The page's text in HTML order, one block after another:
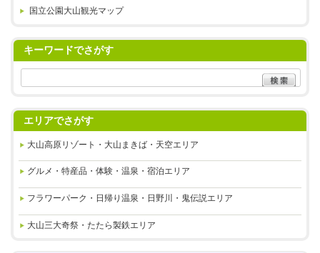
国立公園大山観光マップ
キーワードでさがす
エリアでさがす
大山高原リゾート・大山まきば・天空エリア
グルメ・特産品・体験・温泉・宿泊エリア
フラワーパーク・日帰り温泉・ 日野川・鬼伝説エリア
大山三大奇祭・たたら製鉄エリア